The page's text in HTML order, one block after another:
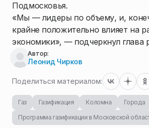
Подмосковья.
«Мы — лидеры по объему, и,
крайне положительно влияет на
экономики», — подчеркнул глава
Автор:
Леонид Чирков
Поделиться материалом:
Газ Газификация Коломна
Города
Программа газификации в Московской